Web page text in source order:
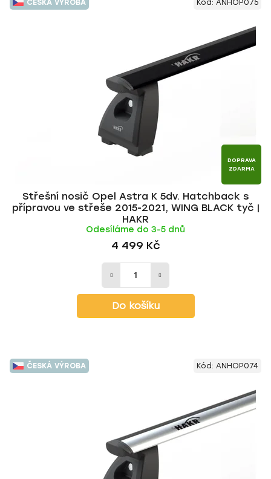
ČESKÁ VÝROBA
DOPRAVA
ZDARMA
Střešní nosič Opel Astra K 5dv. Hatchback s
přípravou ve střeše 2015-2021, WING BLACK tyč |
HAKR
Odesíláme do 3-5 dnů
4 499 Kč
Do košíku
Kód: ANHOP075
ČESKÁ VÝROBA Kód: ANHOP074